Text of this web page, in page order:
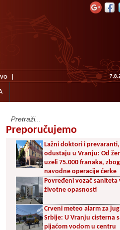
Preporučujemo
Lažni doktori i
odustaju u Vranju: Od
uzeli 75.000 franaka, zbog
navodne operacije ćerke
Povređeni vozač saniteta
životne opasnosti
Crveni meteo alarm za jug
Srbije: U Vranju cisterna
pijaćom vodom u centru